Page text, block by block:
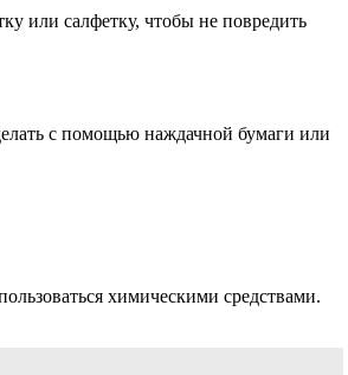
или салфетку, чтобы не повредить
с помощью наждачной бумаги или
химическими средствами.